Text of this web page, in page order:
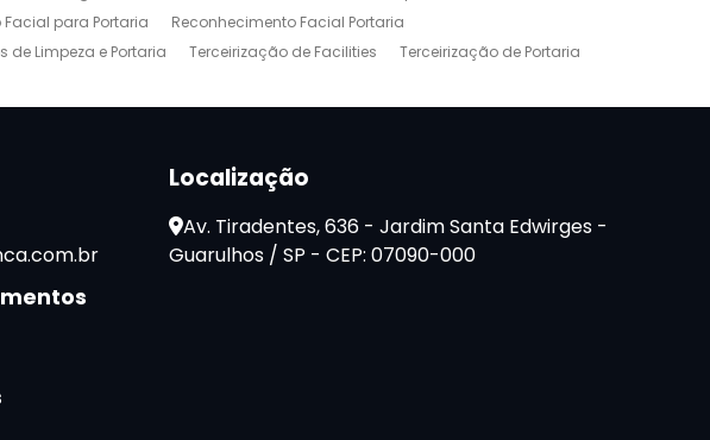
para Portaria
Reconhecimento Facial Portaria
de Limpeza e Portaria Terceirização de Facilities
Terceirização de Portaria
Localização
Av. Tiradentes, 636 - Jardim Santa Edwirges -
Guarulhos / SP - CEP: 07090-000